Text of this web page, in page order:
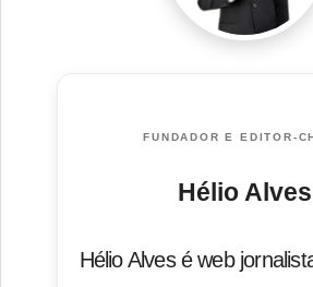
FUNDADOR E EDITOR-
Hélio Alves
Hélio Alves é web